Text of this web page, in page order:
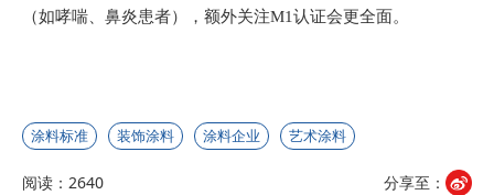
（如哮喘、鼻炎患者），额外关注M1认证会更全面。
涂料标准 装饰涂料 涂料企业 艺术涂料
阅读：2640 分享至：